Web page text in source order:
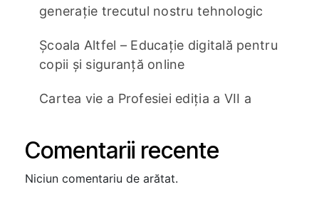
generație trecutul nostru tehnologic
Școala Altfel – Educație digitală pentru
copii și siguranță online
Cartea vie a Profesiei ediția a VII a
Comentarii recente
Niciun comentariu de arătat.